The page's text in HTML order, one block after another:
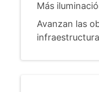
Más
Avanzan las